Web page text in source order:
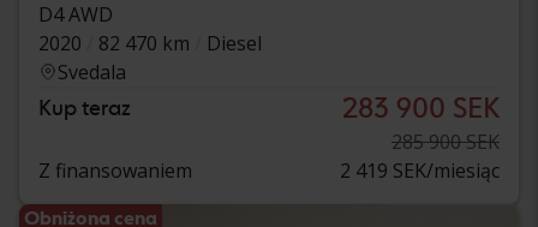
D4 AWD
2020
82 470 km
Diesel
Svedala
Kup teraz 283 900 SEK
285 900 SEK
Z finansowaniem
2 419 SEK/miesiąc
Obniżona cena